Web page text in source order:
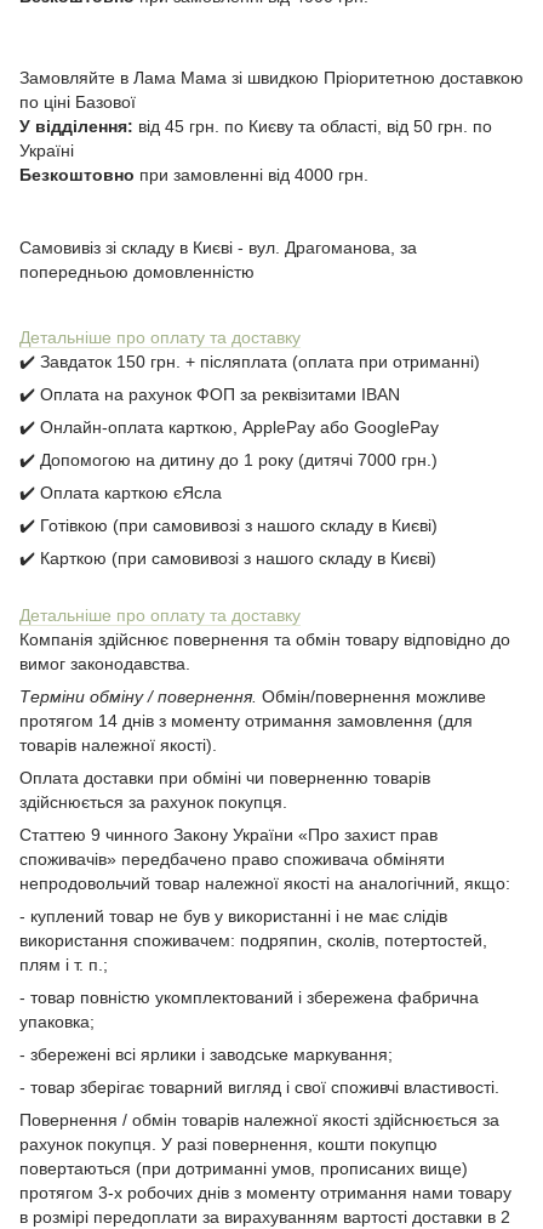
Замовляйте в Лама Мама зі швидкою Пріоритетною доставкою
по ціні Базової
У відділення: від 45 грн. по Києву та області, від 50 грн. по
Україні
Безкоштовно при замовленні від 4000 грн.
Самовивіз зі складу в Києві - вул. Драгоманова, за
попередньою домовленністю
Детальніше про оплату та доставку
✔️ Завдаток 150 грн. + післяплата (оплата при отриманні)
✔️ Оплата на рахунок ФОП за реквізитами IBAN
✔️ Онлайн-оплата карткою, ApplePay або GooglePay
✔️ Допомогою на дитину до 1 року (дитячі 7000 грн.)
✔️ Оплата карткою єЯсла
✔️ Готівкою (при самовивозі з нашого складу в Києві)
✔️ Карткою (при самовивозі з нашого складу в Києві)
Детальніше про оплату та доставку
Компанія здійснює повернення та обмін товару відповідно до
вимог законодавства.
Терміни обміну / повернення. Обмін/повернення можливе
протягом 14 днів з моменту отримання замовлення (для
товарів належної якості).
Оплата доставки при обміні чи поверненню товарів
здійснюється за рахунок покупця.
Статтею 9 чинного Закону України «Про захист прав
споживачів» передбачено право споживача обміняти
непродовольчий товар належної якості на аналогічний, якщо:
- куплений товар не був у використанні і не має слідів
використання споживачем: подряпин, сколів, потертостей,
плям і т. п.;
- товар повністю укомплектований і збережена фабрична
упаковка;
- збережені всі ярлики і заводське маркування;
- товар зберігає товарний вигляд і свої споживчі властивості.
Повернення / обмін товарів належної якості здійснюється за
рахунок покупця. У разі повернення, кошти покупцю
повертаються (при дотриманні умов, прописаних вище)
протягом 3-х робочих днів з моменту отримання нами товару
в розмірі передоплати за вирахуванням вартості доставки в 2